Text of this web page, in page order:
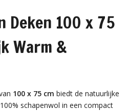
Deken 100 x 75
Warm &
100 x 75 cm biedt de natuurlijke
schapenwol in een compact